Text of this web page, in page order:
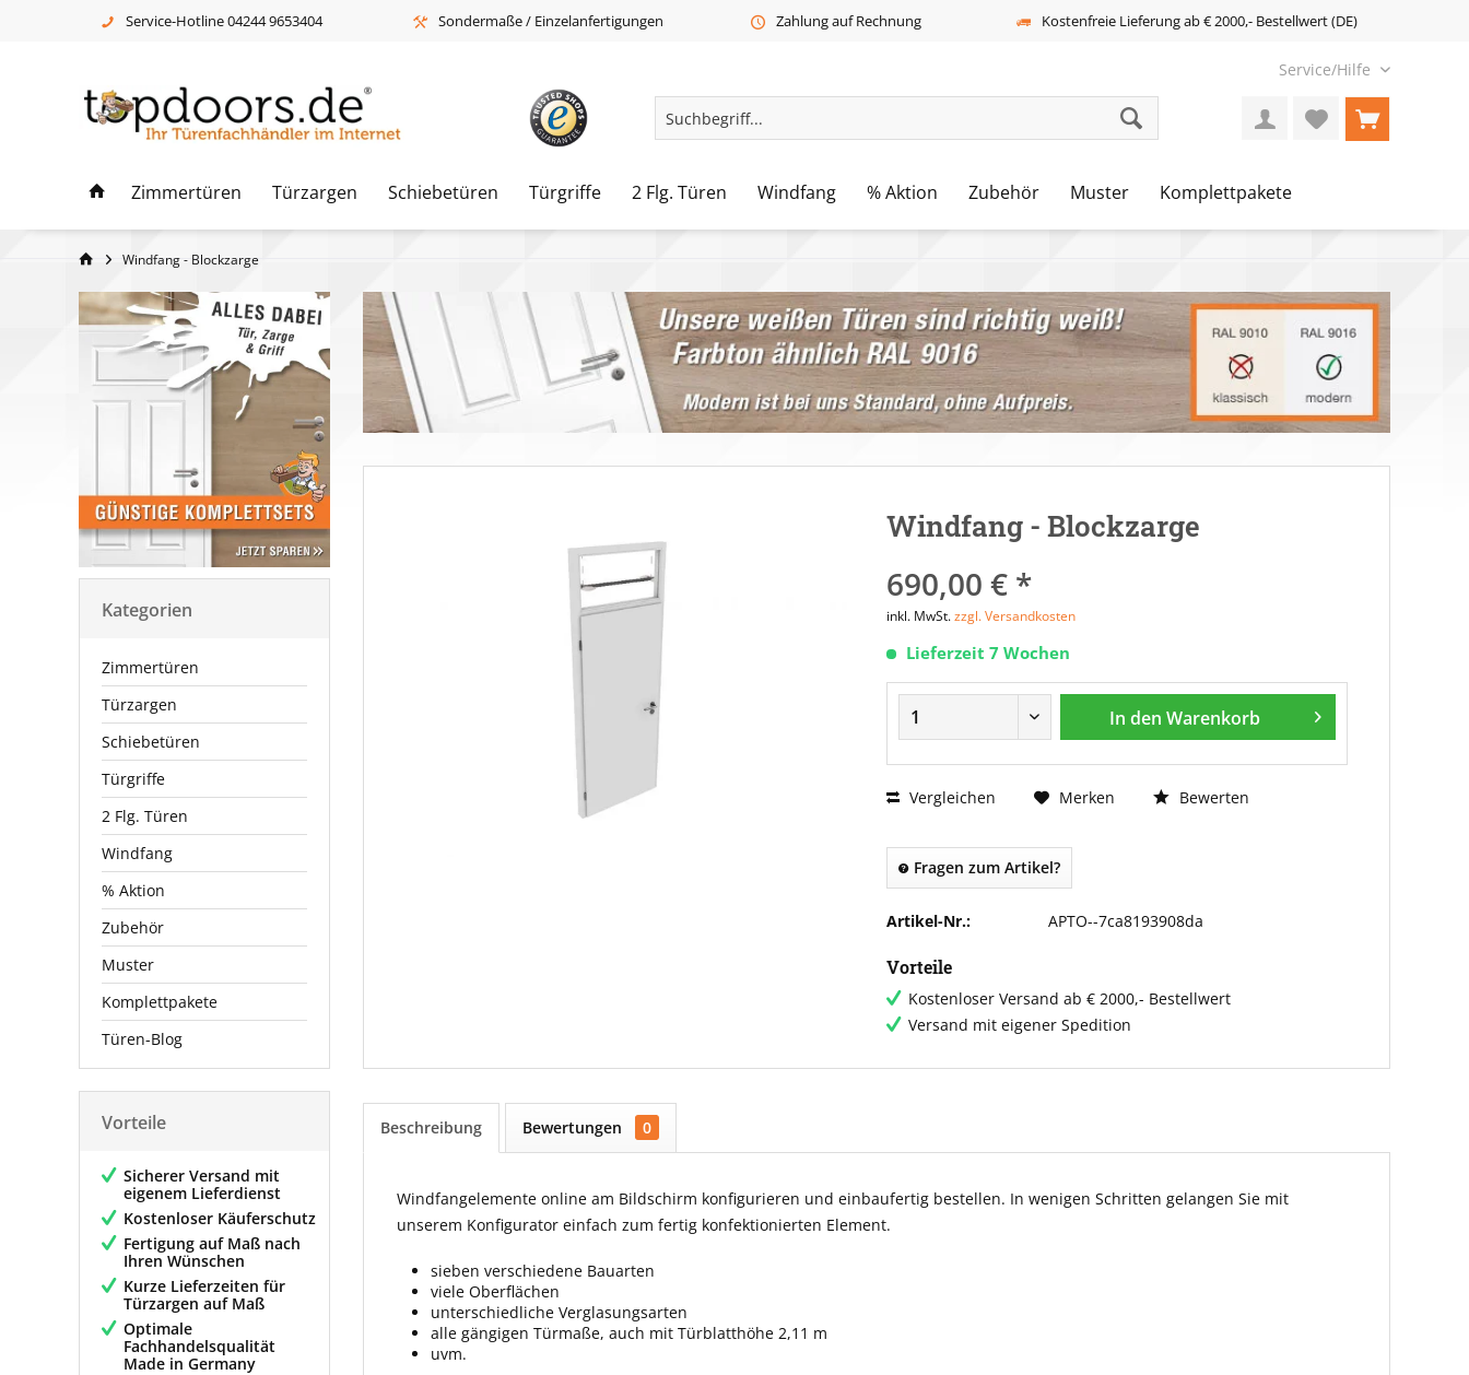
Service-Hotline 04244 9653404 Sondermaße / Einzelanfertigungen Zahlung auf Rechnung Kostenfreie Lieferung ab € 2000,- Bestellwert (DE)
Service/Hilfe
Zimmertüren Türzargen Schiebetüren Türgriffe 2 Flg. Türen Windfang % Aktion Zubehör Muster Komplettpakete
Windfang - Blockzarge
Kategorien
Zimmertüren
Türzargen
Schiebetüren
Türgriffe
2 Flg. Türen
Windfang
% Aktion
Zubehör
Muster
Komplettpakete
Türen-Blog
Vorteile
Sicherer Versand mit
eigenem Lieferdienst
Kostenloser Käuferschutz
Fertigung auf Maß nach
Ihren Wünschen
Kurze Lieferzeiten für
Türzargen auf Maß
Optimale
Fachhandelsqualität
Made in Germany
Windfang - Blockzarge
690,00 € *
inkl. MwSt.zzgl. Versandkosten
Lieferzeit 7 Wochen
In den Warenkorb
Vergleichen Merken Bewerten
Fragen zum Artikel?
Artikel-Nr.: APTO--7ca8193908da
Vorteile
Kostenloser Versand ab € 2000,- Bestellwert
Versand mit eigener Spedition
Beschreibung Bewertungen 0
Windfangelemente online am Bildschirm konfigurieren und einbaufertig bestellen. In wenigen Schritten gelangen Sie mit
unserem Konfigurator einfach zum fertig konfektionierten Element.
sieben verschiedene Bauarten
viele Oberflächen
unterschiedliche Verglasungsarten
alle gängigen Türmaße, auch mit Türblatthöhe 2,11 m
uvm.